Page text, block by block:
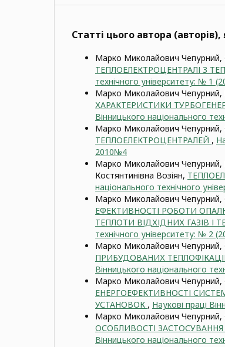
Статті цього автора
Марко Миколайович Чепурний,
ТЕПЛОЕЛЕКТРОЦЕНТРАЛІ З
технічного університету: № 1
Марко Миколайович Чепурний,
ХАРАКТЕРИСТИКИ
Вінницького національного
Марко Миколайович Чепурний,
ТЕПЛОЕЛЕКТРОЦЕНТРАЛЕЙ ,
2010№4
Марко Миколайович Чепурний,
Костянтинівна Возіян,
національного технічного
Марко Миколайович Чепурний,
ЕФЕКТИВНОСТІ РОБОТИ
ТЕПЛОТИ ВІДХІДНИХ ГАЗІВ І
технічного університету: № 2
Марко Миколайович Чепурний,
ПРИБУДОВАНИХ
Вінницького національного
Марко Миколайович Чепурний,
ЕНЕРГОЕФЕКТИВНОСТІ
УСТАНОВОК , Наукові праці
Марко Миколайович Чепурний,
ОСОБЛИВОСТІ
Вінницького національного